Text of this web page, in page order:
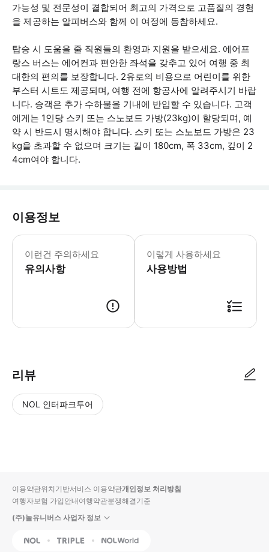
가능성 및 전문성이 결합되어 최고의 가격으로 고품질의 경험
을 제공하는 알피버스와 함께 이 여정에 동참하세요.
탑승 시 도움을 줄 직원들의 환영과 지원을 받으세요. 에어프
랑스 버스는 에어컨과 편안한 좌석을 갖추고 있어 여행 중 최
대한의 편의를 보장합니다. 2유로의 비용으로 어린이를 위한
부스터 시트도 제공되며, 여행 전에 항공사에 알려주시기 바랍
니다. 승객은 추가 수하물을 기내에 반입할 수 있습니다. 고객
에게는 1인당 스키 또는 스노보드 가방(23kg)이 할당되며, 예
약 시 반드시 명시해야 합니다. 스키 또는 스노보드 가방은 23
kg을 초과할 수 없으며 크기는 길이 180cm, 폭 33cm, 깊이 2
4cm여야 합니다.
이용정보
이런건 주의하세요
유의사항
* 소요시간 : 90분 (옵션에 따라 소요
이렇게 사용하세요
사용방법
리뷰
NOL 인터파크투어
입니
다.
순
상
이용약관위치기반서비스 이용약관개인정보 처리방침
여행자보험 가입안내여행약관분쟁해결기준
(주)놀유니버스 사업자 정보
NOL Triple Interpark Global